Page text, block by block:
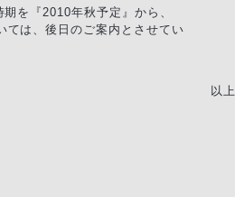
を『2010年秋予定』から、
ては、後日のご案内とさせてい
以上